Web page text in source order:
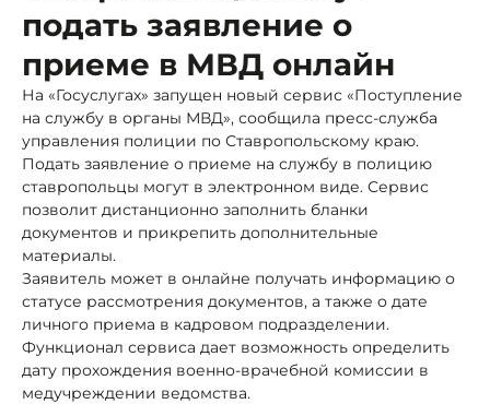
подать заявление о
приеме в МВД онлайн
На «Госуслугах» запущен новый сервис «Поступление
на службу в органы МВД», сообщила пресс-служба
управления полиции по Ставропольскому краю.
Подать заявление о приеме на службу в полицию
ставропольцы могут в электронном виде. Сервис
позволит дистанционно заполнить бланки
документов и прикрепить дополнительные
материалы.
Заявитель может в онлайне получать информацию о
статусе рассмотрения документов, а также о дате
личного приема в кадровом подразделении.
Функционал сервиса дает возможность определить
дату прохождения военно-врачебной комиссии в
медучреждении ведомства.